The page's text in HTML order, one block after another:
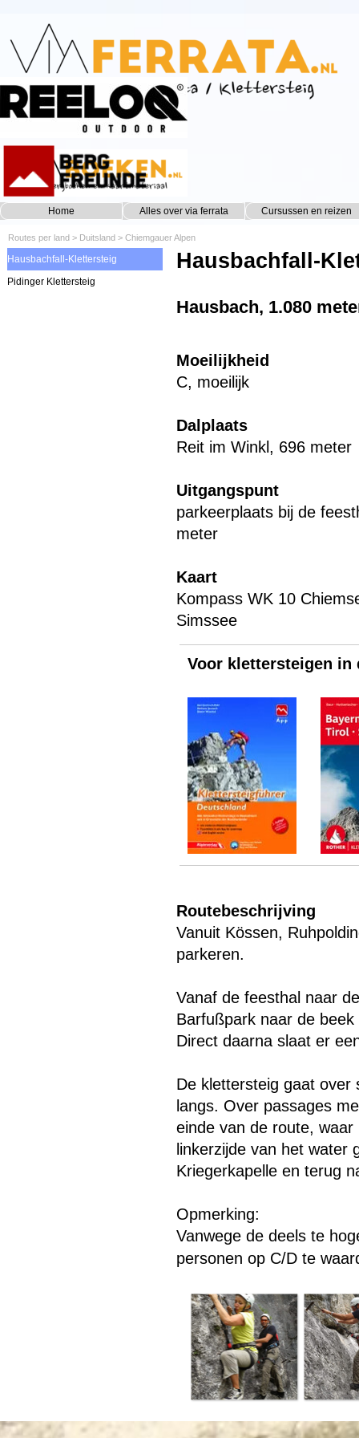
Home Alles over via ferrata ▼
Cursussen en reizen
Routes per land > Duitsland >Chiemgauer Alpen
Hausbachfall-Klettersteig
Pidinger Klettersteig
Hausbachfall-
Hausbach, 1.080
Moeilijkheid
C, moeilijk
Dalplaats
Reit im Winkl, 696 meter
Uitgangspunt
parkeerplaats bij de
meter
Kaart
Kompass WK 10
Simssee
Voor klettersteigen in
Routebeschrijving
Vanuit Kössen,
parkeren.
Vanaf de feesthal naar
Barfußpark naar de
Direct daarna slaat er
De klettersteig gaat over
langs. Over passages
einde van de route,
linkerzijde van het water
Kriegerkapelle en terug
Opmerking:
Vanwege de deels te
personen op C/D te